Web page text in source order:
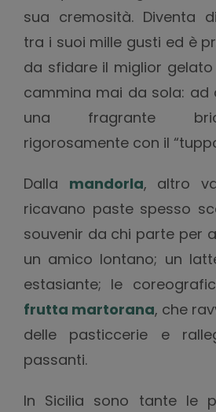
sua cremosità. Diventa
tra i suoi mille gusti ed è
da sfidare il miglior gelato
cammina mai da sola: ad
una fragrante
rigorosamente con il
Dalla mandorla, altro
ricavano paste spesso
souvenir da chi parte per
un amico lontano; un
estasiante; le
frutta martorana, che
delle pasticcerie e
passanti.
In Sicilia sono tante le